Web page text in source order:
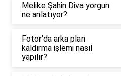
Melike Şahin Diva yorgun
ne anlatıyor?
Fotor'da arka plan
kaldırma işlemi nasıl
yapılır?